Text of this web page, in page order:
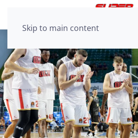
Skip to main content